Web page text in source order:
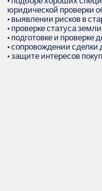
юридической проверки
• выявлении рисков в
• проверке статуса
• подготовке и проверке
• сопровождении сделки
• защите интересов